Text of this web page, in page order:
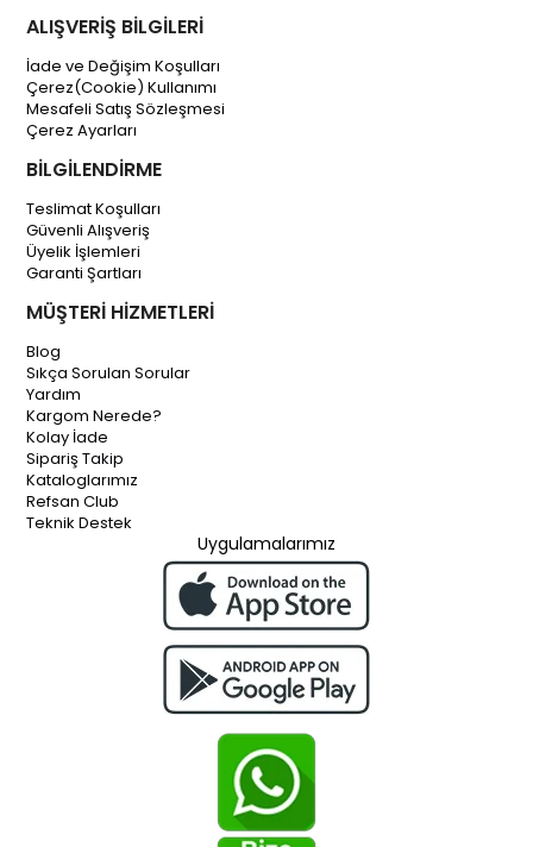
ALIŞVERİŞ BİLGİLERİ
İade ve Değişim Koşulları
Çerez(Cookie) Kullanımı
Mesafeli Satış Sözleşmesi
Çerez Ayarları
BİLGİLENDİRME
Teslimat Koşulları
Güvenli Alışveriş
Üyelik İşlemleri
Garanti Şartları
MÜŞTERİ HİZMETLERİ
Blog
Sıkça Sorulan Sorular
Yardım
Kargom Nerede?
Kolay İade
Sipariş Takip
Kataloglarımız
Refsan Club
Teknik Destek
Uygulamalarımız